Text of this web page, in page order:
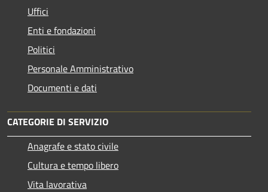
Uffici
Enti e fondazioni
Politici
Personale Amministrativo
Documenti e dati
CATEGORIE DI SERVIZIO
Anagrafe e stato civile
Cultura e tempo libero
Vita lavorativa